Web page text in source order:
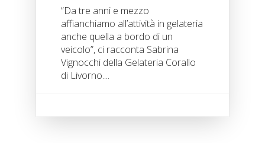
“Da tre anni e mezzo
affianchiamo all’attività in gelateria
anche quella a bordo di un
veicolo”, ci racconta Sabrina
Vignocchi della Gelateria Corallo
di Livorno....